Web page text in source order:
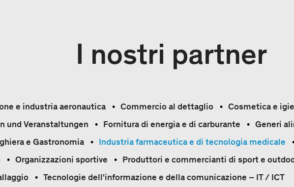
I nostri partner
e industria aeronautica Commercio al dettaglio
Cosmetica e
und Veranstaltungen
Fornitura di energia e di carburante
Generi
e Gastronomia
Industria farmaceutica e di tecnologia medicale
Organizzazioni sportive Produttori e commercianti di sport e
Tecnologie dell'informazione e della comunicazione – IT / ICT